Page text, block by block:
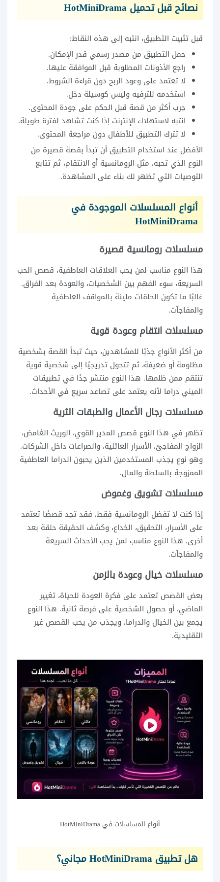
نصائح قبل تحميل HotMiniDrama
قبل تثبيت التطبيق، انتبه إلى هذه النقاط:
حمل التطبيق من مصدر رسمي قدر الإمكان.
راجع الأذونات المطلوبة قبل الموافقة عليها.
لا تعتمد على وعود الربح دون قراءة الشروط.
استخدمه للترفيه وليس كوسيلة دخل.
جرب أكثر من قصة قبل الحكم على جودة المحتوى.
انتبه لاستهلاك الإنترنت إذا كنت تشاهد لفترة طويلة.
لا تترك التطبيق للأطفال دون مراجعة المحتوى.
الأفضل عند استخدام التطبيق أن تبدأ بقصة قصيرة من
النوع الذي تحبه، مثل الرومانسية أو الانتقام، ثم تتابع
التوصيات التي تظهر لك بناء على المشاهدة.
أنواع المسلسلات الموجودة في
HotMiniDrama
مسلسلات رومانسية قصيرة
هذا النوع مناسب لمن يحب العلاقات العاطفية، قصص الحب
السريعة، سوء الفهم بين الشخصيات، والعودة بعد الفراق.
غالبًا ما تكون الحلقات مليئة بالمواقف العاطفية
والمفاجآت.
مسلسلات انتقام وعودة قوية
من أكثر الأنواع جذبًا للمشاهدين، حيث تبدأ القصة بشخصية
مظلومة أو ضعيفة، ثم تتحول تدريجيًا إلى شخصية قوية
تنتقم ممن ظلمها. هذا النوع منتشر جدًا في تطبيقات
الميني دراما لأنه يعتمد على تصاعد سريع في الأحداث.
مسلسلات رجال الأعمال والطبقات الثرية
تظهر في هذا النوع قصص المدير القوي، الوريث الغامض،
الزواج المفاجئ، الأسرار العائلية، والصراعات داخل الشركات.
وهو نوع يجذب المستخدمين الذين يحبون الدراما العاطفية
الممزوجة بالسلطة والمال.
مسلسلات تشويق وغموض
إذا كنت لا تفضل الرومانسية فقط، فقد تجد قصصًا تعتمد
على الأسرار، التحقيق، الخداع، وكشف الحقيقة حلقة بعد
أخرى. هذا النوع مناسب لمن يحب الأحداث السريعة
والمفاجآت.
مسلسلات خيال وعودة بالزمن
بعض القصص تعتمد على فكرة العودة للحياة، تغيير
الماضي، أو حصول الشخصية على فرصة ثانية. هذا النوع
يجمع بين الخيال والدراما، ويجذب من يحب القصص غير
التقليدية.
أنواع المسلسلات في HotMiniDrama
هل تطبيق HotMiniDrama مجاني؟